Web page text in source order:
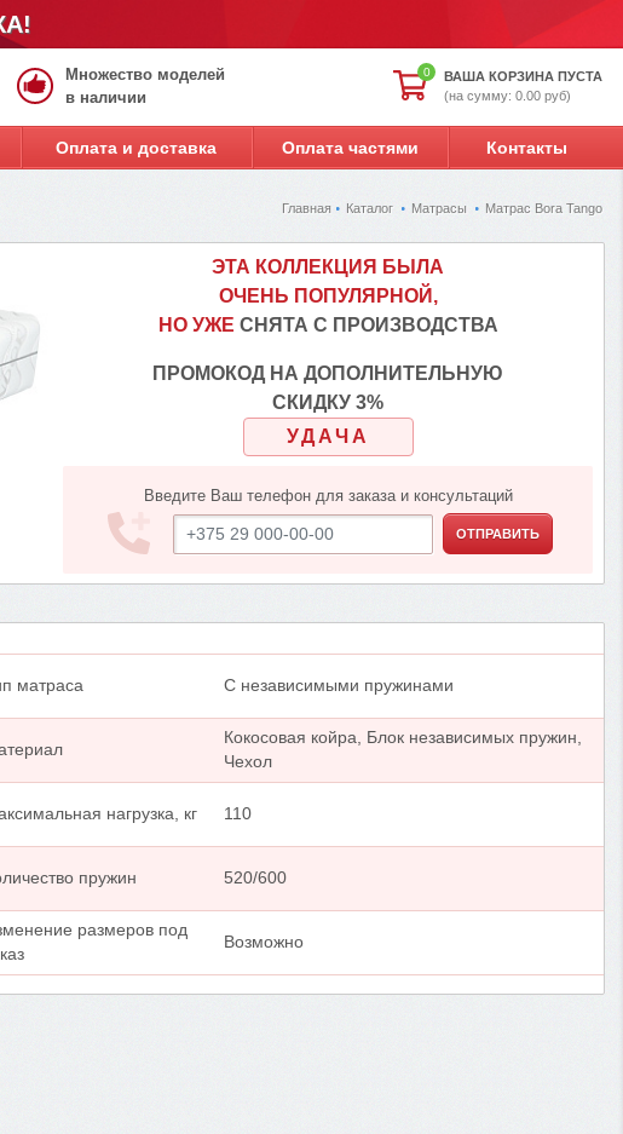
0
ВАША КОРЗИНА ПУСТА
(на сумму: 0.00 руб)
Множество моделей
в наличии
Оплата и доставка Оплата частями Контакты
Главная Каталог Матрасы Матрас Bora Tango
ЭТА КОЛЛЕКЦИЯ БЫЛА
ОЧЕНЬ ПОПУЛЯРНОЙ,
НО УЖЕ СНЯТА С ПРОИЗВОДСТВА
ПРОМОКОД НА ДОПОЛНИТЕЛЬНУЮ
СКИДКУ 3%
УДАЧА
Введите Ваш телефон для заказа и консультаций
ОТПРАВИТЬ
матраса С независимыми пружинами
Кокосовая койра, Блок независимых пружин,
Чехол
нагрузка, кг 110
пружин 520/600
размеров под
Возможно